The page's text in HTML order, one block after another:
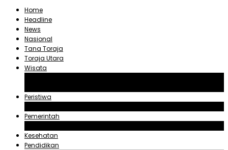
Home
Headline
News
Nasional
Tana Toraja
Toraja Utara
Wisata
Peristiwa
Pemerintah
Kesehatan
Pendidikan